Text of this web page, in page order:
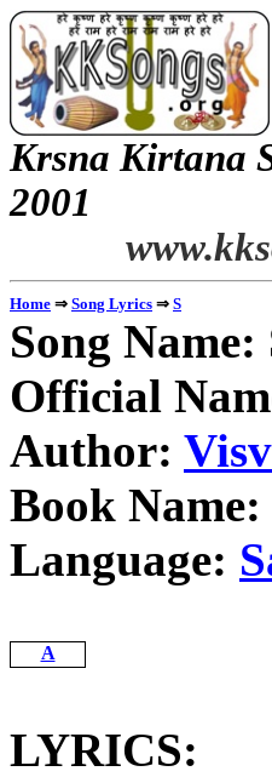
Krsna Kirtana
Home ⇒ Song Lyrics ⇒ S
Song
Official
Author:
Book Name:
Language:
A
LYRICS: